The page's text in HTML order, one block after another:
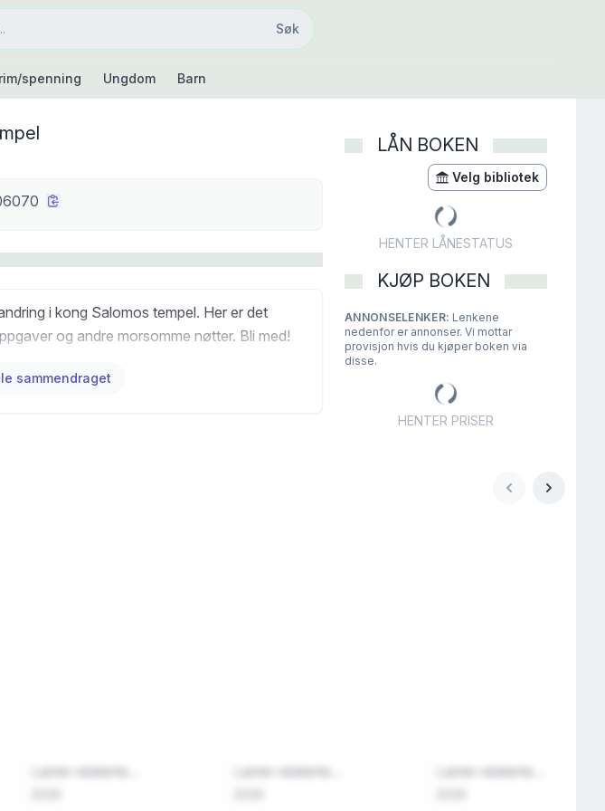
Søk
Søk
spenning Ungdom Barn
i kong Salomos tempel. Her er det
og andre morsomme nøtter. Bli med!
sammendraget
LÅN BOKEN
Velg bibliotek
HENTER LÅNESTATUS
KJØP BOKEN
ANNONSELENKER: Lenkene
nedenfor er annonser. Vi mottar
provisjon hvis du kjøper boken via
disse.
HENTER PRISER
Laster relaterte... Laster relaterte... Laster relaterte...